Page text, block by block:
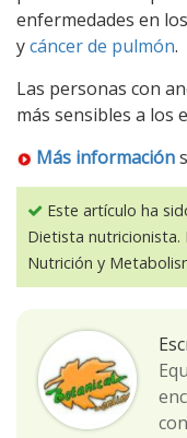
enfermedades en
ycáncer de pulmón.
Las personas con
más sensibles a los
Más información
Este artículo ha
Dietista
Nutrición y